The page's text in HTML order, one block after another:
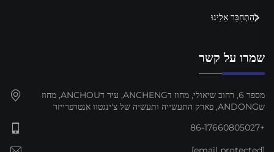
לְהִתְחַבֵּר אֵלֵינוּ
שמרו על קשר
מספר 6, רחוב שיאולי, מחוז דANCHENG, עיר דANCHOU, מחוז
שANDONG, פארק התעשייה ותעשיה של צ'ינגטוו אנטרפרייזר
+86-17660805027